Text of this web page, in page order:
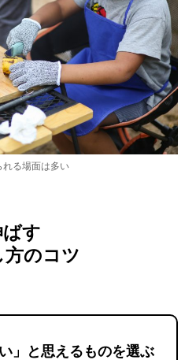
れる場面は多い
す
のコツ
」と思えるものを選ぶ